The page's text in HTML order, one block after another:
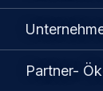
Partner-